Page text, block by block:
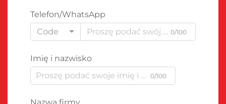
Telefon/WhatsApp
Code
0/100
Imię i nazwisko
0/100
Nazwa firmy